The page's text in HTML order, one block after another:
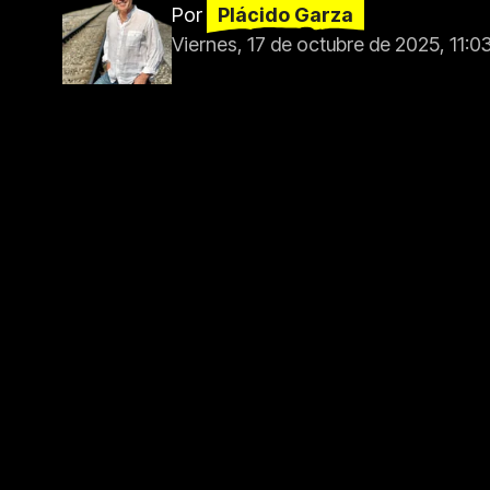
Por
Plácido Garza
Viernes, 17 de octubre de 2025,